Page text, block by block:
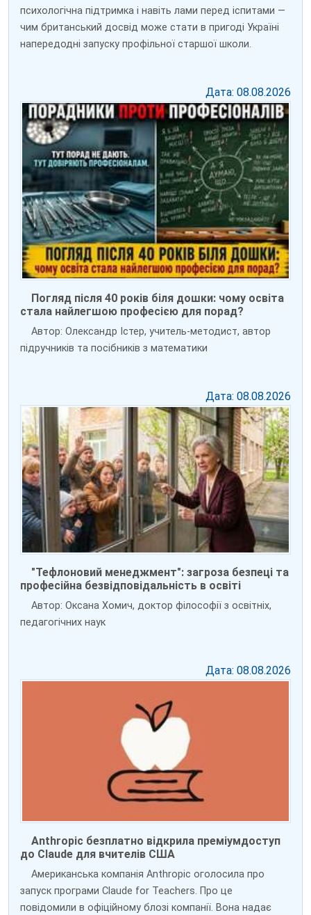
психологічна підтримка і навіть лами перед іспитами —
чим британський досвід може стати в пригоді Україні
напередодні запуску профільної старшої школи.
Дата: 08.08.2026
Погляд після 40 років біля дошки: чому освіта
стала найлегшою професією для порад?
Автор: Олександр Істер, учитель-методист, автор
підручників та посібників з математики
Дата: 08.08.2026
"Тефлоновий менеджмент": загроза безпеці та
професійна безвідповідальність в освіті
Автор: Оксана Хомич, доктор філософії з освітніх,
педагогічних наук
Дата: 08.08.2026
Anthropic безплатно відкрила преміумдоступ
до Claude для вчителів США
Американська компанія Anthropic оголосила про
запуск програми Claude for Teachers. Про це
повідомили в офіційному блозі компанії. Вона надає